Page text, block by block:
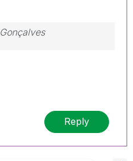
Reply